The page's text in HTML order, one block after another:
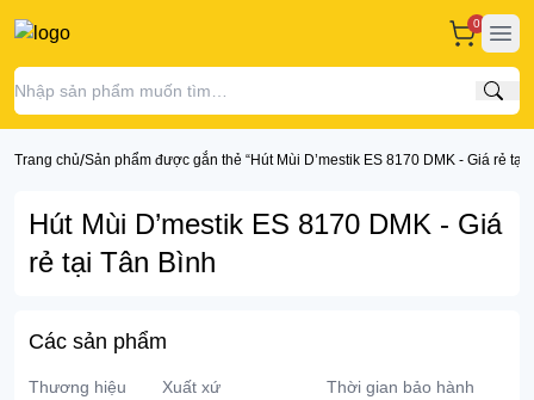
0
Tìm
Trang chủ/Sản phẩm được gắn thẻ “Hút Mùi D’mestik ES 8170 DMK - Giá rẻ tại
Hút Mùi D’mestik ES 8170 DMK - Giá
rẻ tại Tân Bình
Các sản phẩm
Thương hiệu Xuất xứ Thời gian bảo hành